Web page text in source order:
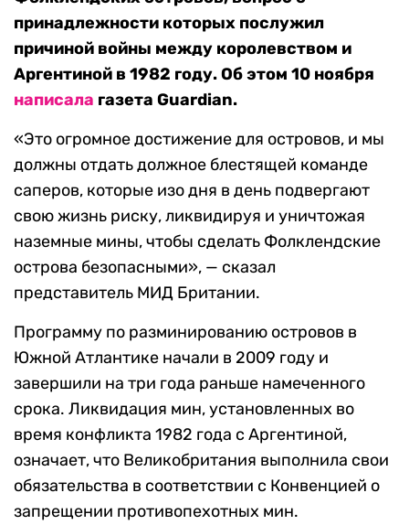
принадлежности которых послужил
причиной войны между королевством и
Аргентиной в 1982 году. Об этом 10 ноября
написала газета Guardian.
«Это огромное достижение для островов, и мы
должны отдать должное блестящей команде
саперов, которые изо дня в день подвергают
свою жизнь риску, ликвидируя и уничтожая
наземные мины, чтобы сделать Фолклендские
острова безопасными», — сказал
представитель МИД Британии.
Программу по разминированию островов в
Южной Атлантике начали в 2009 году и
завершили на три года раньше намеченного
срока. Ликвидация мин, установленных во
время конфликта 1982 года с Аргентиной,
означает, что Великобритания выполнила свои
обязательства в соответствии с Конвенцией о
запрещении противопехотных мин.